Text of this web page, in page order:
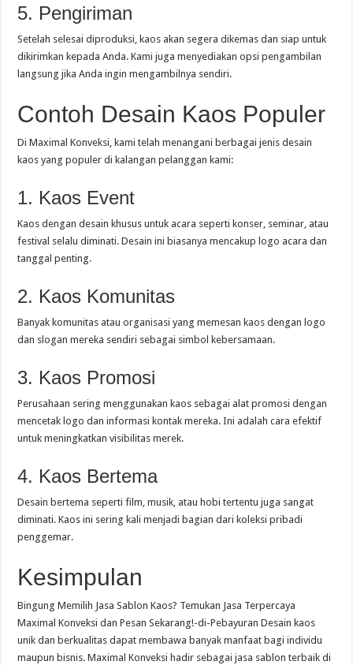
5. Pengiriman
Setelah selesai diproduksi, kaos akan segera dikemas dan siap untuk
dikirimkan kepada Anda. Kami juga menyediakan opsi pengambilan
langsung jika Anda ingin mengambilnya sendiri.
Contoh Desain Kaos Populer
Di Maximal Konveksi, kami telah menangani berbagai jenis desain
kaos yang populer di kalangan pelanggan kami:
1. Kaos Event
Kaos dengan desain khusus untuk acara seperti konser, seminar, atau
festival selalu diminati. Desain ini biasanya mencakup logo acara dan
tanggal penting.
2. Kaos Komunitas
Banyak komunitas atau organisasi yang memesan kaos dengan logo
dan slogan mereka sendiri sebagai simbol kebersamaan.
3. Kaos Promosi
Perusahaan sering menggunakan kaos sebagai alat promosi dengan
mencetak logo dan informasi kontak mereka. Ini adalah cara efektif
untuk meningkatkan visibilitas merek.
4. Kaos Bertema
Desain bertema seperti film, musik, atau hobi tertentu juga sangat
diminati. Kaos ini sering kali menjadi bagian dari koleksi pribadi
penggemar.
Kesimpulan
Bingung Memilih Jasa Sablon Kaos? Temukan Jasa Terpercaya
Maximal Konveksi dan Pesan Sekarang!-di-Pebayuran Desain kaos
unik dan berkualitas dapat membawa banyak manfaat bagi individu
maupun bisnis. Maximal Konveksi hadir sebagai jasa sablon terbaik di